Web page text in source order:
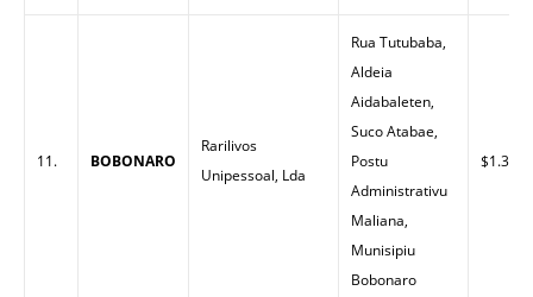
11. BOBONARO
Rarilivos
Unipessoal, Lda
Rua Tutubaba,
Aldeia
Aidabaleten,
Suco Atabae,
Postu
Administrativu
Maliana,
Munisipiu
Bobonaro
$1.32